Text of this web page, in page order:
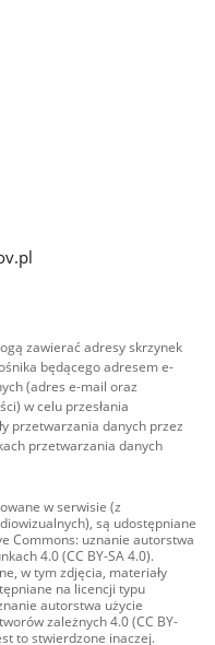
zawierać adresy skrzynek
będącego adresem e-
(adres e-mail oraz
w celu przesłania
przetwarzania danych przez
przetwarzania danych
w serwisie (z
są udostępniane
Commons: uznanie autorstwa
4.0 (CC BY-SA 4.0).
w tym zdjęcia, materiały
na licencji typu
autorstwa użycie
zależnych 4.0 (CC BY-
to stwierdzone inaczej.